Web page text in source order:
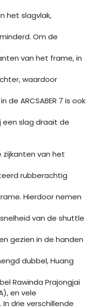
het slagvlak,
Om de
van het frame, in
waardoor
ARCSABER 7 is ook
slag draait de
zijkanten van het
rubberachtig
Hierdoor nemen
van de shuttle
gezien in de handen
dubbel, Huang
Rawinda Prajongjai
en vele
drie verschillende